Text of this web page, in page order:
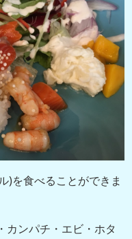
)を食べることができま
カンパチ・エビ・ホタ